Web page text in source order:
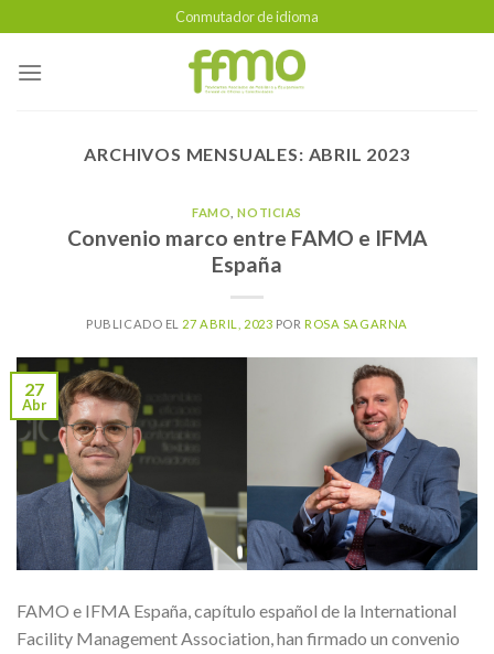
content
Conmutador de idioma
ARCHIVOS MENSUALES: ABRIL 2023
FAMO ,NOTICIAS
Convenio marco entre FAMO e IFMA
España
PUBLICADO EL 27 ABRIL, 2023 PORROSA SAGARNA
27
Abr
FAMO e IFMA España, capítulo español de la International
Facility Management Association, han firmado un convenio